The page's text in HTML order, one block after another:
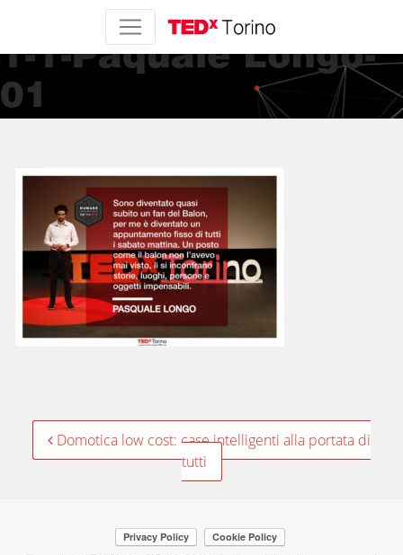
LINKEDIN Sessione
1-1-Paquale Longo-
01
PostDomotica low cost: case intelligenti alla portata di
tutti